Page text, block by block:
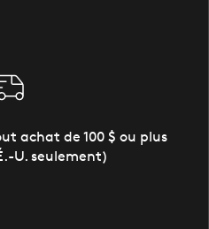
achat de 100 $ ou plus
U. seulement)